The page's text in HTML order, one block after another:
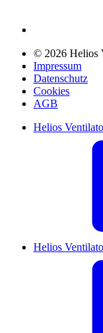
© 2026 Helios
Impressum
Datenschutz
Cookies
AGB
Helios
Helios